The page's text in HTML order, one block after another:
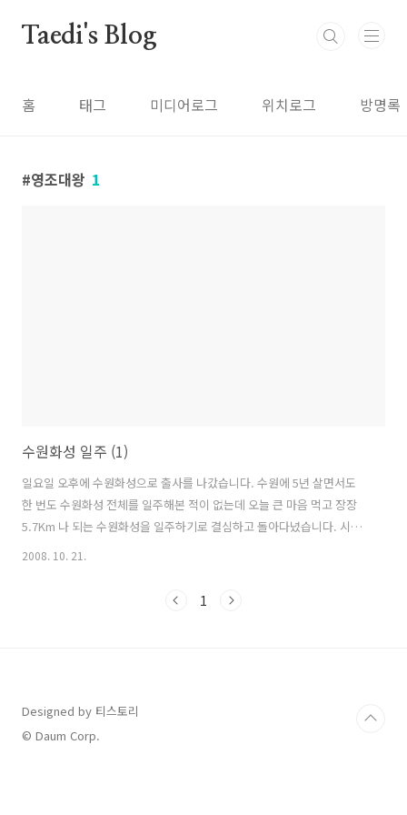
Taedi's Blog
홈 태그 미디어로그 위치로그 방명록
영조대왕 1
수원화성 일주 (1)
일요일 오후에 수원화성으로 출사를 나갔습니다. 수원에 5년 살면서도
한 번도 수원화성 전체를 일주해본 적이 없는데 오늘 큰 마음 먹고 장장
5.7Km 나 되는 수원화성을 일주하기로 결심하고 돌아다녔습니다. 시작
은 수원시립도서관 앞 팔달산 오르는 팔달산 일주도로에서 부터 시작하
니다. 더러 외국인도 많이 찾아 볼 수 있었습니다. 일본인 관광객이 가장
2008. 10. 21.
1
Designed by 티스토리
© Daum Corp.